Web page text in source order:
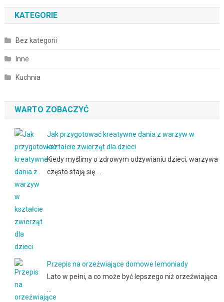
KATEGORIE
Bez kategorii
Inne
Kuchnia
WARTO ZOBACZYĆ
Jak przygotować kreatywne dania z warzyw w
kształcie zwierząt dla dzieci
Kiedy myślimy o zdrowym odżywianiu dzieci, warzywa
często stają się …
Przepis na orzeźwiające domowe lemoniady
Lato w pełni, a co może być lepszego niż orzeźwiająca
…